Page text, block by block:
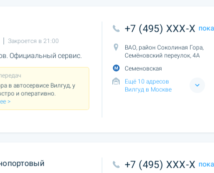
Закроется в 21:00
Официальный сервис.
в автосервисе Вилгуд, у
и оперативно.
>
+7 (495) XXX-X
ВАО, район Соколиная Гора,
Семёновский переулок, 4А
Семеновская
Ещё 10 адресов
Вилгуд в Москве
+7 (495) XXX-X